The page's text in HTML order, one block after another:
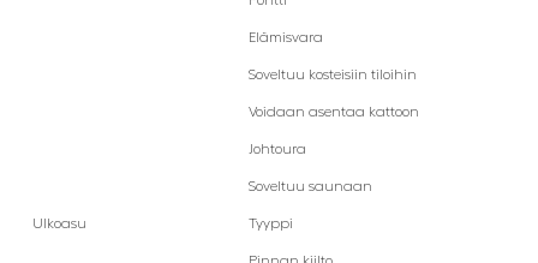
Elämisvara
Soveltuu kosteisiin tiloihin
Voidaan asentaa kattoon
Johtoura
Soveltuu saunaan
Ulkoasu Tyyppi